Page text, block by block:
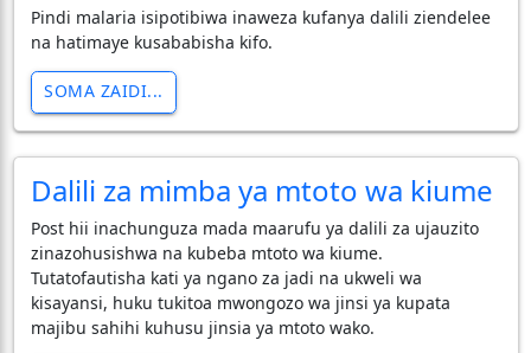
Pindi malaria isipotibiwa inaweza kufanya dalili ziendelee
na hatimaye kusababisha kifo.
SOMA ZAIDI...
Dalili za mimba ya mtoto wa kiume
​Post hii inachunguza mada maarufu ya dalili za ujauzito
zinazohusishwa na kubeba mtoto wa kiume.
Tutatofautisha kati ya ngano za jadi na ukweli wa
kisayansi, huku tukitoa mwongozo wa jinsi ya kupata
majibu sahihi kuhusu jinsia ya mtoto wako.